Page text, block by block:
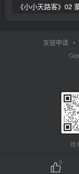
友链申请
技
0